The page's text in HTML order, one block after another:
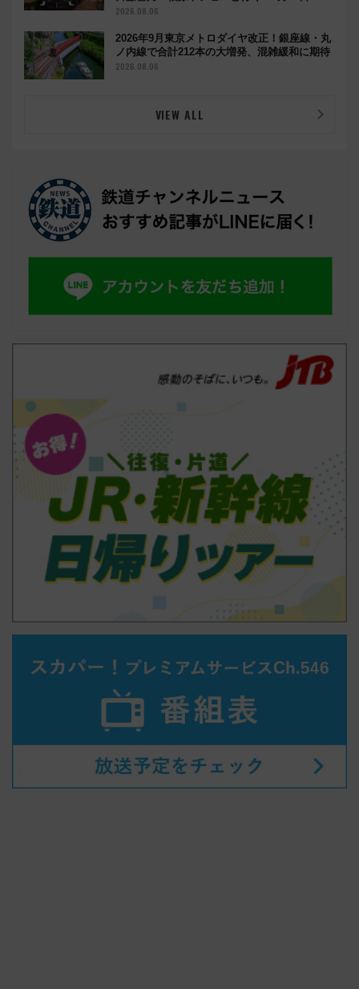
都の鉄道満喫ツアー」開催
2026.08.06
2026年9月東京メトロダイヤ改正！銀座線・丸
ノ内線で合計212本の大増発、混雑緩和に期待
2026.08.06
VIEW ALL